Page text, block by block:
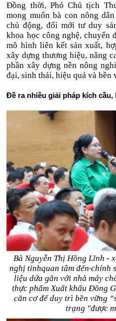
Đồng thời, Phó Chủ tịch
mong muốn bà con nông
chủ động, đổi mới tư duy
khoa học công nghệ, chuyển
mô hình liên kết sản xuất,
xây dựng thương hiệu, nâng
phần xây dựng nền nông
đại, sinh thái, hiệu quả và bền
Đề ra nhiều giải pháp kích
Bà Nguyễn Thị Hồng Lĩnh -
nghị tỉnhquan tâm đến chính
liệu dứa gắn với nhà máy
thực phẩm Xuất khẩu Đồng
căn cơ để duy trì bền vững
trạng "được